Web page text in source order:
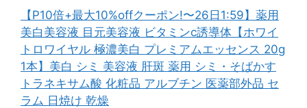
【P10倍+最大10%offクーポン!〜26日1:59】薬用
美白美容液 目元美容液 ビタミンc誘導体【ホワイ
トロワイヤル 極濃美白 プレミアムエッセンス 20g
1本】美白 シミ 美容液 肝斑 薬用 シミ・そばかす
トラネキサム酸 化粧品 アルブチン 医薬部外品 セ
ラム 日焼け 乾燥